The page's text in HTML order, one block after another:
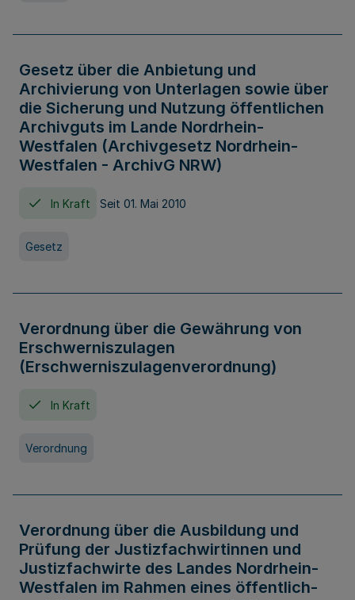
Gesetz über die Anbietung und
Archivierung von Unterlagen sowie über
die Sicherung und Nutzung öffentlichen
Archivguts im Lande Nordrhein-
Westfalen (Archivgesetz Nordrhein-
Westfalen - ArchivG NRW)
In Kraft Seit 01. Mai 2010
Gesetz
Verordnung über die Gewährung von
Erschwerniszulagen
(Erschwerniszulagenverordnung)
In Kraft
Verordnung
Verordnung über die Ausbildung und
Prüfung der Justizfachwirtinnen und
Justizfachwirte des Landes Nordrhein-
Westfalen im Rahmen eines öffentlich-